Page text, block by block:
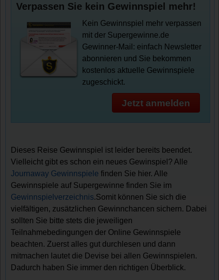
Verpassen Sie kein Gewinnspiel mehr!
Kein Gewinnspiel mehr verpassen
mit der Supergewinne.de
Gewinner-Mail: einfach Newsletter
abonnieren und Sie bekommen
kostenlos aktuelle Gewinnspiele
zugeschickt.
Jetzt anmelden
Dieses Reise Gewinnspiel ist leider bereits beendet.
Vielleicht gibt es schon ein neues Gewinspiel? Alle
Journaway Gewinnspiele finden Sie hier. Alle
Gewinnspiele auf Supergewinne finden Sie im
Gewinnspielverzeichnis.Somit können Sie sich die
vielfältigen, zusätzlichen Gewinnchancen sichern. Dabei
sollten Sie bitte stets die jeweiligen
Teilnahmebedingungen der Online Gewinnspiele
beachten. Zuerst alles gut durchlesen und dann
mitmachen lautet die Devise bei allen Gewinnspielen.
Dadurch haben Sie immer den richtigen Überblick.